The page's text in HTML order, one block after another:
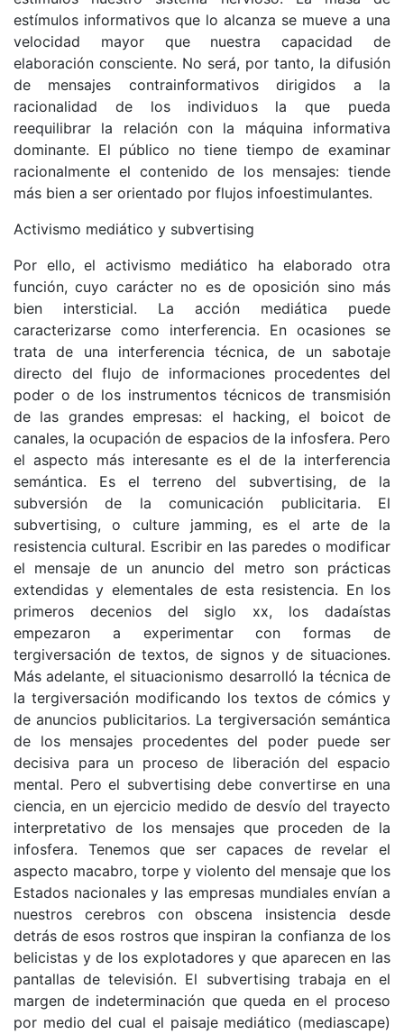
estímulos informativos que lo alcanza se mueve a una
velocidad mayor que nuestra capacidad de
elaboración consciente. No será, por tanto, la difusión
de mensajes contrainformativos dirigidos a la
racionalidad de los individuos la que pueda
reequilibrar la relación con la máquina informativa
dominante. El público no tiene tiempo de examinar
racionalmente el contenido de los mensajes: tiende
más bien a ser orientado por flujos infoestimulantes.
Activismo mediático y subvertising
Por ello, el activismo mediático ha elaborado otra
función, cuyo carácter no es de oposición sino más
bien intersticial. La acción mediática puede
caracterizarse como interferencia. En ocasiones se
trata de una interferencia técnica, de un sabotaje
directo del flujo de informaciones procedentes del
poder o de los instrumentos técnicos de transmisión
de las grandes empresas: el hacking, el boicot de
canales, la ocupación de espacios de la infosfera. Pero
el aspecto más interesante es el de la interferencia
semántica. Es el terreno del subvertising, de la
subversión de la comunicación publicitaria. El
subvertising, o culture jamming, es el arte de la
resistencia cultural. Escribir en las paredes o modificar
el mensaje de un anuncio del metro son prácticas
extendidas y elementales de esta resistencia. En los
primeros decenios del siglo xx, los dadaístas
empezaron a experimentar con formas de
tergiversación de textos, de signos y de situaciones.
Más adelante, el situacionismo desarrolló la técnica de
la tergiversación modificando los textos de cómics y
de anuncios publicitarios. La tergiversación semántica
de los mensajes procedentes del poder puede ser
decisiva para un proceso de liberación del espacio
mental. Pero el subvertising debe convertirse en una
ciencia, en un ejercicio medido de desvío del trayecto
interpretativo de los mensajes que proceden de la
infosfera. Tenemos que ser capaces de revelar el
aspecto macabro, torpe y violento del mensaje que los
Estados nacionales y las empresas mundiales envían a
nuestros cerebros con obscena insistencia desde
detrás de esos rostros que inspiran la confianza de los
belicistas y de los explotadores y que aparecen en las
pantallas de televisión. El subvertising trabaja en el
margen de indeterminación que queda en el proceso
por medio del cual el paisaje mediático (mediascape)